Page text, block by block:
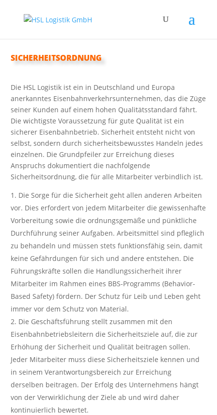
SICHERHEITSORDNUNG
Die HSL Logistik ist ein in Deutschland und Europa
anerkanntes Eisenbahnverkehrsunternehmen, das die Züge
seiner Kunden auf einem hohen Qualitätsstandard fährt.
Die wichtigste Voraussetzung für gute Qualität ist ein
sicherer Eisenbahnbetrieb. Sicherheit entsteht nicht von
selbst, sondern durch sicherheitsbewusstes Handeln jedes
einzelnen. Die Grundpfeiler zur Erreichung dieses
Anspruchs dokumentiert die nachfolgende
Sicherheitsordnung, die für alle Mitarbeiter verbindlich ist.
Die Sorge für die Sicherheit geht allen anderen Arbeiten
vor. Dies erfordert von jedem Mitarbeiter die gewissenhafte
Vorbereitung sowie die ordnungsgemäße und pünktliche
Durchführung seiner Aufgaben. Arbeitsmittel sind pfleglich
zu behandeln und müssen stets funktionsfähig sein, damit
keine Gefährdungen für sich und andere entstehen. Die
Führungskräfte sollen die Handlungssicherheit ihrer
Mitarbeiter im Rahmen eines BBS-Programms (Behavior-
Based Safety) fördern. Der Schutz für Leib und Leben geht
immer vor dem Schutz von Material.
Die Geschäftsführung stellt zusammen mit den
Eisenbahnbetriebsleitern die Sicherheitsziele auf, die zur
Erhöhung der Sicherheit und Qualität beitragen sollen.
Jeder Mitarbeiter muss diese Sicherheitsziele kennen und
in seinem Verantwortungsbereich zur Erreichung
derselben beitragen. Der Erfolg des Unternehmens hängt
von der Verwirklichung der Ziele ab und wird daher
kontinuierlich bewertet.